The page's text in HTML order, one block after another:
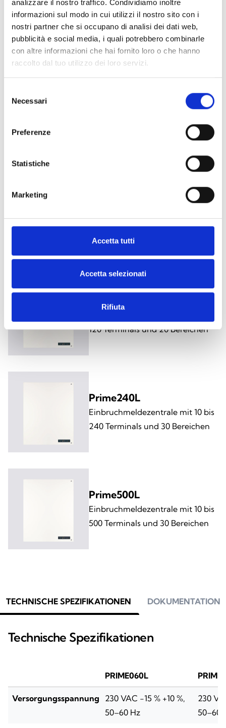
analizzare il nostro traffico. Condividiamo inoltre
informazioni sul modo in cui utilizzi il nostro sito con i
nostri partner che si occupano di analisi dei dati web,
pubblicità e social media, i quali potrebbero combinarle
con altre informazioni che hai fornito loro o che hanno
raccolto dal tuo utilizzo dei loro servizi.
delNecessari
Preferenze
Statistiche
Marketing
Accetta tutti
Accetta selezionati
Rifiuta
Dieses Produkt ist in folgenden
Ausführungen erhältlich
60 Terminals und 10 Bereichen
Einbruchmeldezentrale 10 bis 60
120 Terminals und 20 Bereichen
Prime240L
Einbruchmeldezentrale mit 10 bis
240 Terminals und 30 Bereichen
Prime500L
Einbruchmeldezentrale mit 10 bis
500 Terminals und 30 Bereichen
TECHNISCHE SPEZIFIKATIONEN DOKUMENTATION
Technische Spezifikationen
PRIME060L
Versorgungsspannung
230 VAC -15 % +10 %,
50–60 Hz
230
50–60